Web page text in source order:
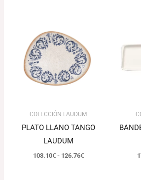
COLECCIÓN LAUDUM
PLATO LLANO TANGO
LAUDUM
103.10€ - 126.76€
103.10€
hasta
126.76€